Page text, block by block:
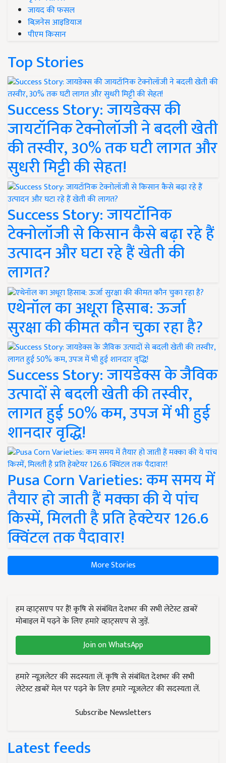
जायद की फसल
बिज़नेस आइडियाज
पीएम किसान
Top Stories
Success Story: जायडेक्स की
जायटॉनिक टेक्नोलॉजी ने बदली खेती
की तस्वीर, 30% तक घटी लागत और
सुधरी मिट्टी की सेहत!
Success Story: जायटॉनिक
टेक्नोलॉजी से किसान कैसे बढ़ा रहे हैं
उत्पादन और घटा रहे हैं खेती की
लागत?
एथेनॉल का अधूरा हिसाब: ऊर्जा
सुरक्षा की कीमत कौन चुका रहा है?
Success Story: जायडेक्स के जैविक
उत्पादों से बदली खेती की तस्वीर,
लागत हुई 50% कम, उपज में भी हुई
शानदार वृद्धि!
Pusa Corn Varieties: कम समय में
तैयार हो जाती हैं मक्का की ये पांच
किस्में, मिलती है प्रति हेक्टेयर 126.6
क्विंटल तक पैदावार!
More Stories
हम व्हाट्सएप पर हैं! कृषि से संबंधित देशभर की सभी लेटेस्ट ख़बरें
मोबाइल में पढ़ने के लिए हमारे व्हाट्सएप से जुड़ें.
Join on WhatsApp
हमारे न्यूज़लेटर की सदस्यता लें. कृषि से संबंधित देशभर की सभी
लेटेस्ट ख़बरें मेल पर पढ़ने के लिए हमारे न्यूज़लेटर की सदस्यता लें.
Subscribe Newsletters
Latest feeds